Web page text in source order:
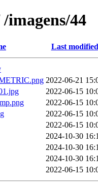
imagens/44
Last modified
2022-06-21
2022-06-15
2022-06-15
2022-06-15
2022-06-15
2024-10-30
2024-10-30
2024-10-30
2022-06-15